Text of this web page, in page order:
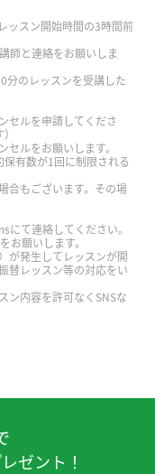
ました。終わっ
生が教えてくれ
始めから復習し
日からもよろし
难，不过继续
的课，我很开
ッスン開始時間の3時間前
師と連絡をお願いしま
分のレッスンを受講した
セルを申請してくださ
ルをお願いします。
有数が1回に制限される
合もございます。その場
にて連絡してください。
お願いします。
が発生してレッスンが開
替レッスン等の対応をい
ン内容を許可なくSNSな
ゼント！